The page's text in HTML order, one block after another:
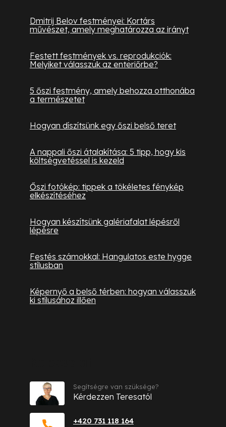
Dmitrij Belov festményei: Kortárs
művészet, amely meghatározza az irányt
Festett festmények vs. reprodukciók:
Melyiket válasszuk az enteriőrbe?
5 őszi festmény, amely behozza otthonába
a természetet
Hogyan díszítsünk egy őszi belső teret
A nappali őszi átalakítása: 5 tipp, hogy kis
költségvetéssel is kezeld
Őszi fotókép: tippek a tökéletes fénykép
elkészítéséhez
Hogyan készítsünk galériafalat lépésről
lépésre
Festés számokkal: Hangulatos este hygge
stílusban
Képernyő a belső térben: hogyan válasszuk
ki stílusához illően
+420 731 118 164
Segítségre van szüksége?
Kérdezzen Teresatól